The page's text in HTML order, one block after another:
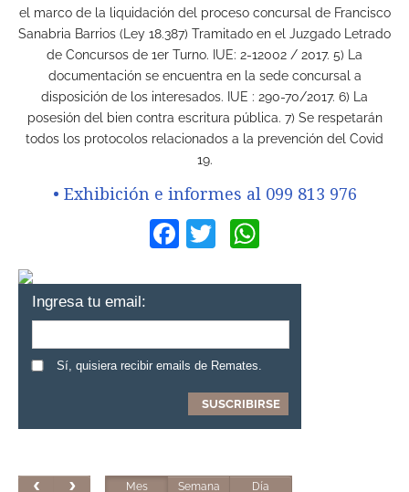
el marco de la liquidación del proceso concursal de Francisco
Sanabria Barrios (Ley 18.387) Tramitado en el Juzgado Letrado
de Concursos de 1er Turno. IUE: 2-12002 / 2017. 5) La
documentación se encuentra en la sede concursal a
disposición de los interesados. IUE : 290-70/2017. 6) La
posesión del bien contra escritura pública. 7) Se respetarán
todos los protocolos relacionados a la prevención del Covid
19.
• Exhibición e informes al 099 813 976
Facebook
Twitter
Ingresa tu email:
Sí, quisiera recibir emails de Remates.
Mes Semana Día